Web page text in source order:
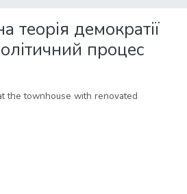
теорія демократії
процес
the townhouse with renovated